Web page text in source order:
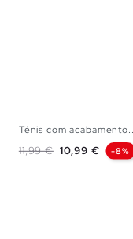
Ténis com
Preço normal
11,99 € Preço
10,99 € -8%